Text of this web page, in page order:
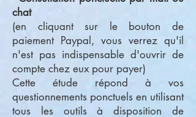
chat
(en cliquant sur le bouton de
paiement Paypal, vous verrez qu'il
n'est pas indispensable d'ouvrir de
compte chez eux pour payer)
Cette étude répond à vos
questionnements ponctuels en utilisant
tous les outils à disposition de